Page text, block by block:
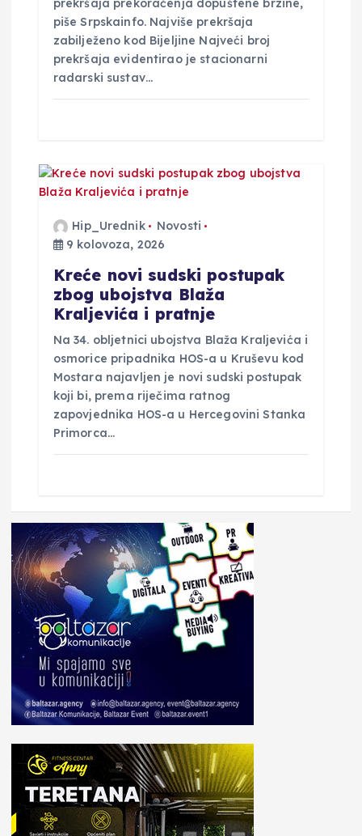
prekršaja prekoračenja dopuštene brzine,
piše Srpskainfo. Najviše prekršaja
zabilježeno kod Bijeljine Najveći broj
prekršaja evidentirao je stacionarni
radarski sustav…
Hip_Urednik
Novosti
9 kolovoza, 2026
Kreće novi sudski postupak
zbog ubojstva Blaža
Kraljevića i pratnje
Na 34. obljetnici ubojstva Blaža Kraljevića i
osmorice pripadnika HOS-a u Kruševu kod
Mostara najavljen je novi sudski postupak
koji bi, prema riječima ratnog
zapovjednika HOS-a u Hercegovini Stanka
Primorca…